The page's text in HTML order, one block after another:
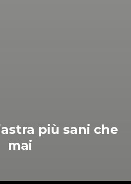
più sani che
mai